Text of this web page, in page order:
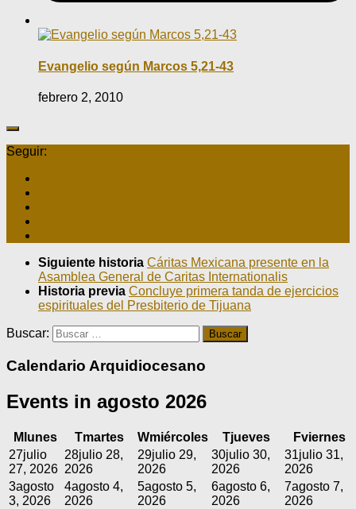
Evangelio según Marcos 5,21-43
febrero 2, 2010
Seguir:
Siguiente historia Cáritas Mexicana presente en la
Asamblea General de Caritas Internationalis
Historia previa Concluye primera tanda de ejercicios
espirituales del Presbiterio de Tijuana
Buscar:
Calendario Arquidiocesano
Events in agosto 2026
M lunes Tmartes Wmiércoles Tjueves Fviernes
27julio
27, 2026
28julio 28,
2026
29julio 29,
2026
30julio 30,
2026
31julio 31,
2026
3agosto
3, 2026
4agosto 4,
2026
5agosto 5,
2026
6agosto 6,
2026
7agosto 7,
2026